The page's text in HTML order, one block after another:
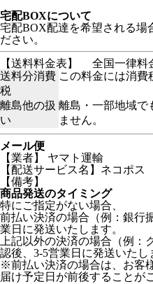
宅配BOXについて
宅配BOX配達を希望される場
ださい。
【送料料金表】
全国一律料
送料分消費
税
この料金には消費
離島他の扱
い
離島・一部地域で
ません。
メール便
【業者】 ヤマト運輸
【配送サービス名】ネコポス
【備考】
商品発送のタイミング
特にご指定がない場合、
前払い決済の場合（例：銀
業日に発送いたします。
上記以外の決済の場合（例
認後、3-5営業日に発送いたし
※前払い決済の場合は、お客
届け予定日が前後することが